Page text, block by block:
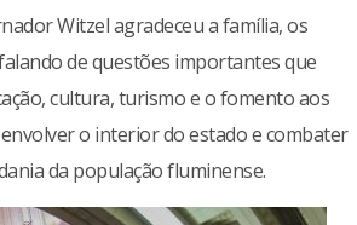
Witzel agradeceu a família, os
de questões importantes que
cultura, turismo e o fomento aos
o interior do estado e combater
da população fluminense.